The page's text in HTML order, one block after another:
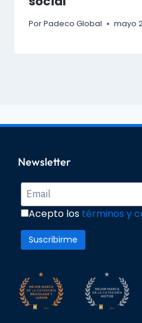
PorPadeco Global mayo
Newsletter
Acepto los términos y